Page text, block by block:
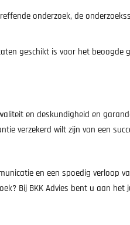
onderzoek, de
geschikt is voor het beoogde
en deskundigheid en
verzekerd wilt zijn van een
en een spoedig verloop
Bij BKK Advies bent u aan het